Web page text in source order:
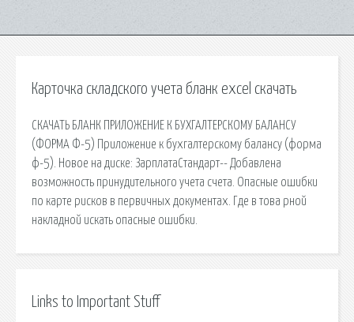
Карточка складского учета бланк excel скачать
СКАЧАТЬ БЛАНК ПРИЛОЖЕНИЕ К БУХГАЛТЕРСКОМУ БАЛАНСУ
(ФОРМА Ф-5) Приложение к бухгалтерскому балансу (форма
ф-5). Новое на диске: ЗарплатаСтандарт-- Добавлена
возможность принудительного учета счета. Опасные ошибки
по карте рисков в первичных документах. Где в това рной
накладной искать опасные ошибки.
Links to Important Stuff